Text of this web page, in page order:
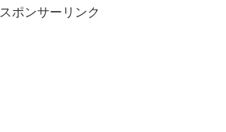
スポンサーリンク